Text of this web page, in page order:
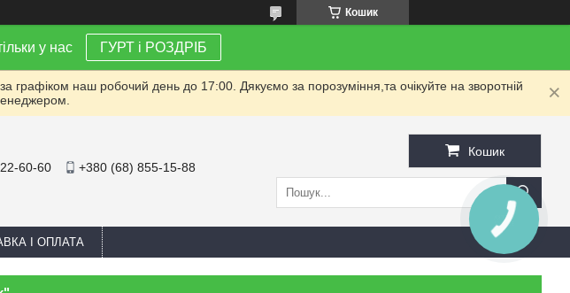
Кошик
у нас ГУРТ і РОЗДРІБ
наш робочий день до 17:00. Дякуємо за порозуміння,та очікуйте на зворотній
60-60 +380 (68) 855-15-88
Кошик
І ОПЛАТА